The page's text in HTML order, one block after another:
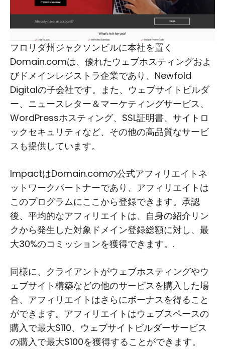
フロリダ州ジャクソンビルに本社を置く
Domain.comは、優れたウェブホスティングおよ
びドメインレジストラ企業であり、Newfold
Digitalの子会社です。また、ウェブサイトビルダ
ー、ニュースレター＆マーケティングサービス、
WordPressホスティング、SSL証明書、サイトロ
ックセキュリティなど、その他の高品質なサービ
スも提供しています。
ImpactはDomain.comの公式アフィリエイトネ
ットワークパートナーであり、アフィリエイトは
このプログラムにここから登録できます。承認
後、平均的なアフィリエイトは、自身の紹介リン
クから発生した対象ドメイン登録総額に対し、最
大30%のコミッションを獲得できます。.
同様に、クライアントがウェブホスティングやウ
ェブサイト構築などの他のサービスを購入した場
合、アフィリエイトはさらにボーナスを得ること
ができます。アフィリエイトはウェブスペースの
購入で最大$110、ウェブサイトビルダーサービス
の購入で最大$100を獲得することができます。